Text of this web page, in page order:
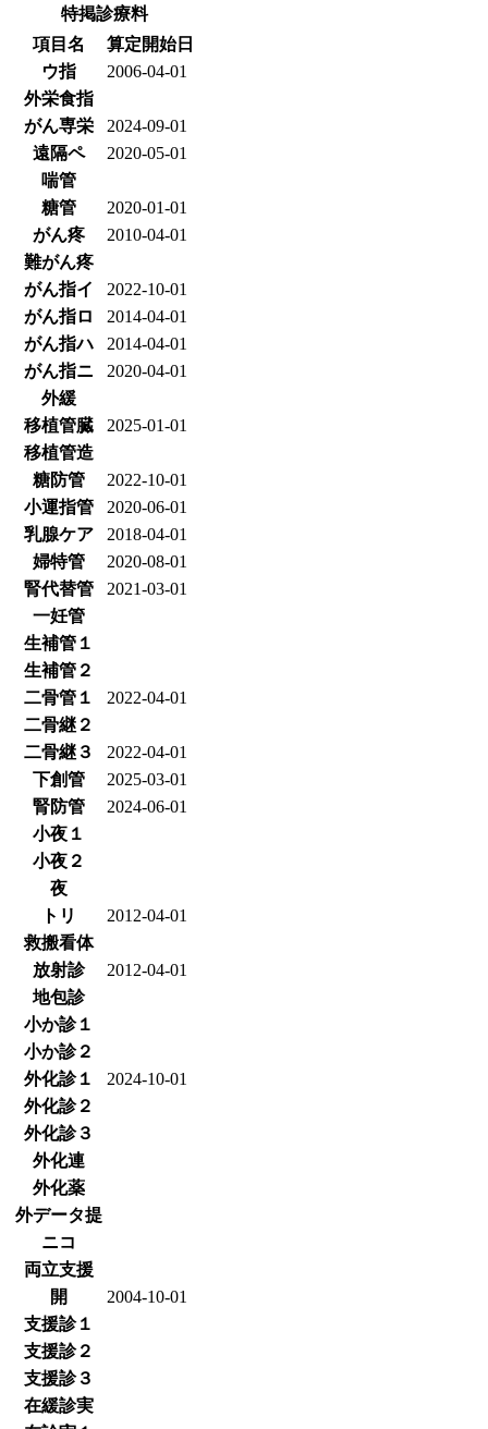
特掲診療料
項目名
算定開始日
ウ指
2006-04-01
外栄食指
がん専栄
2024-09-01
遠隔ペ
2020-05-01
喘管
糖管
2020-01-01
がん疼
2010-04-01
難がん疼
がん指イ
2022-10-01
がん指ロ
2014-04-01
がん指ハ
2014-04-01
がん指ニ
2020-04-01
外緩
移植管臓
2025-01-01
移植管造
糖防管
2022-10-01
小運指管
2020-06-01
乳腺ケア
2018-04-01
婦特管
2020-08-01
腎代替管
2021-03-01
一妊管
生補管１
生補管２
二骨管１
2022-04-01
二骨継２
二骨継３
2022-04-01
下創管
2025-03-01
腎防管
2024-06-01
小夜１
小夜２
夜
トリ
2012-04-01
救搬看体
放射診
2012-04-01
地包診
小か診１
小か診２
外化診１
2024-10-01
外化診２
外化診３
外化連
外化薬
外データ提
ニコ
両立支援
開
2004-10-01
支援診１
支援診２
支援診３
在緩診実